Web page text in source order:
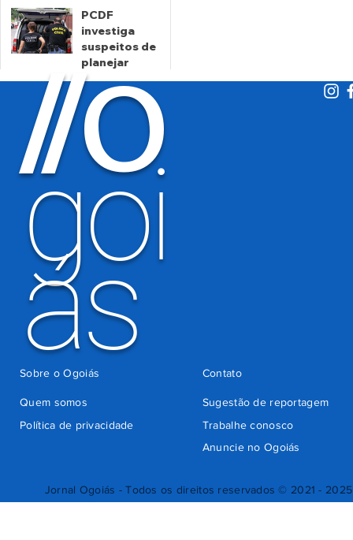
Goiás
há 20 horas
PCDF
investiga
suspeitos de
planejar
atentados no
período
eleitoral
há 3 dias
Jornal Ogoiás - Todos os direitos reservados © 2021 - 2025
//O
goi
ás
Quem somos
Sugestão de reportagem
Trabalhe conosco
Política de privacidade
Anuncie no Ogoiás
Contato
Sobre o Ogoiás